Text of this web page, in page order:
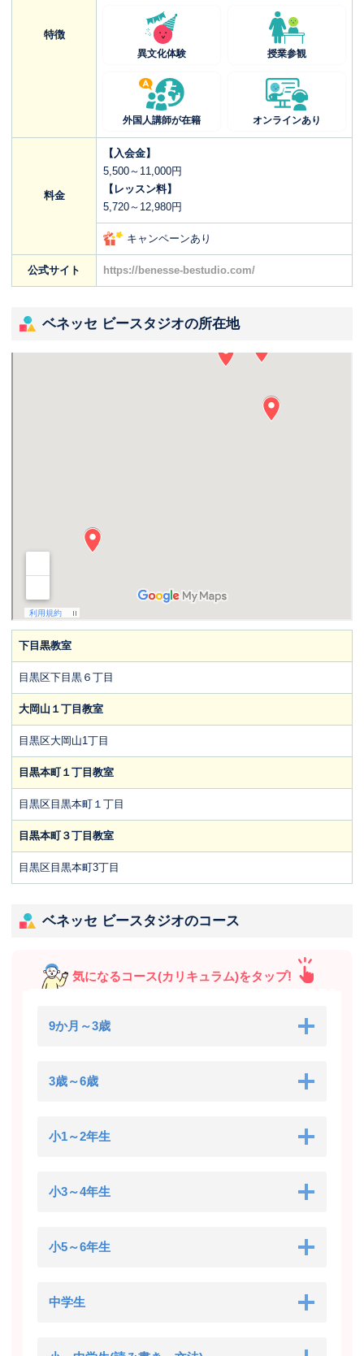
特徴
異文化体験 授業参観
外国人講師が在籍 オンラインあり
料金
【入会金】
5,500～11,000円
【レッスン料】
5,720～12,980円
キャンペーンあり
公式サイト https://benesse-bestudio.com/
ベネッセ ビースタジオの所在地
下目黒教室
目黒区下目黒６丁目
大岡山１丁目教室
目黒区大岡山1丁目
目黒本町１丁目教室
目黒区目黒本町１丁目
目黒本町３丁目教室
目黒区目黒本町3丁目
ベネッセ ビースタジオのコース
気になるコース(カリキュラム)をタップ!
9か月～3歳
3歳～6歳
小1～2年生
小3～4年生
小5～6年生
中学生